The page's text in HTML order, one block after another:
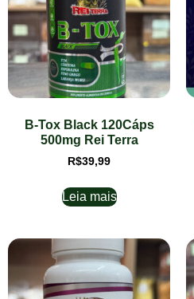
B-Tox Black 120Cáps
500mg Rei Terra
R$39,99
Leia mais